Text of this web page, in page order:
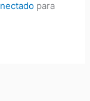
para